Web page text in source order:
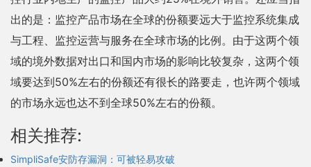
出的是：监控产品市场在全球的份额要远大于监控系统集成
与工程、监控运营与服务在全球市场的比例。由于这两个领
域的境外数据对出口和国内市场的影响比较复杂，这两个领
域要达到50%左右的份额还有很长的路要走，也许两个领域
的市场永远也达不到全球50%左右的份额。
相关推荐:
SimpliSafe安防存漏洞：可被轻易攻破